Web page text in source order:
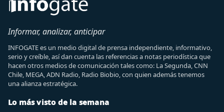
Informar, analizar, anticipar
INFOGATE es un medio digital de prensa independiente, informativo,
serio y creíble, así dan cuenta las referencias a notas periodística que
hacen otros medios de comunicación tales como: La Segunda, CNN
Chile, MEGA, ADN Radio, Radio Biobio, con quien además tenemos
una alianza estratégica.
Lo más visto de la semana